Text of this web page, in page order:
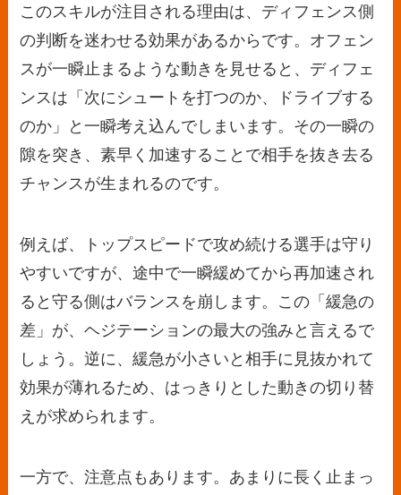
このスキルが注目される理由は、ディフェンス側
の判断を迷わせる効果があるからです。オフェン
スが一瞬止まるような動きを見せると、ディフェ
ンスは「次にシュートを打つのか、ドライブする
のか」と一瞬考え込んでしまいます。その一瞬の
隙を突き、素早く加速することで相手を抜き去る
チャンスが生まれるのです。
例えば、トップスピードで攻め続ける選手は守り
やすいですが、途中で一瞬緩めてから再加速され
ると守る側はバランスを崩します。この「緩急の
差」が、ヘジテーションの最大の強みと言えるで
しょう。逆に、緩急が小さいと相手に見抜かれて
効果が薄れるため、はっきりとした動きの切り替
えが求められます。
一方で、注意点もあります。あまりに長く止まっ